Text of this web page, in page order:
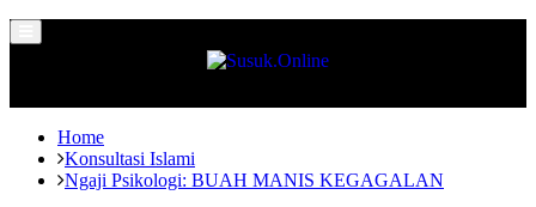
Menu
Home
Konsultasi Islami
Ngaji Psikologi: BUAH MANIS KEGAGALAN